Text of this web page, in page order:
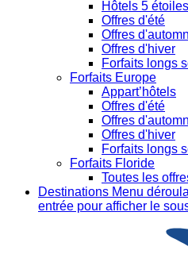
Hôtels 5 étoiles
Offres d'été
Offres
Offres d'hiver
Forfaits longs
Forfaits Europe
Appart’hôtels
Offres d'été
Offres
Offres d'hiver
Forfaits longs
Forfaits Floride
Toutes les
Destinations Menu
entrée pour afficher le